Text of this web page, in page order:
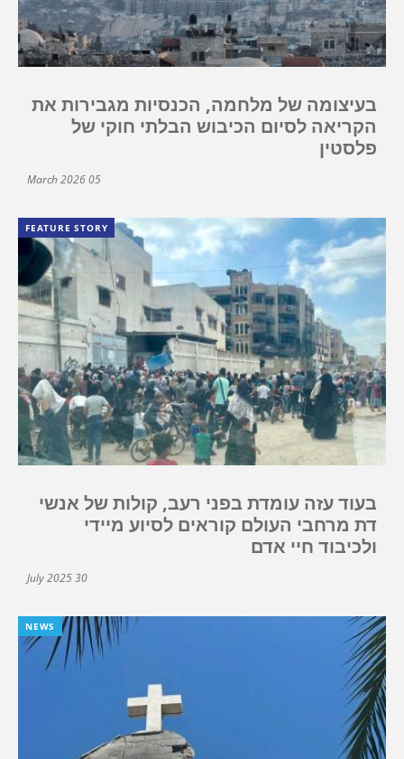
בעיצומה של מלחמה, הכנסיות מגבירות את
הקריאה לסיום הכיבוש הבלתי חוקי של
פלסטין
05 March 2026
FEATURE STORY
בעוד עזה עומדת בפני רעב, קולות של אנשי
דת מרחבי העולם קוראים לסיוע מיידי
ולכיבוד חיי אדם
30 July 2025
NEWS